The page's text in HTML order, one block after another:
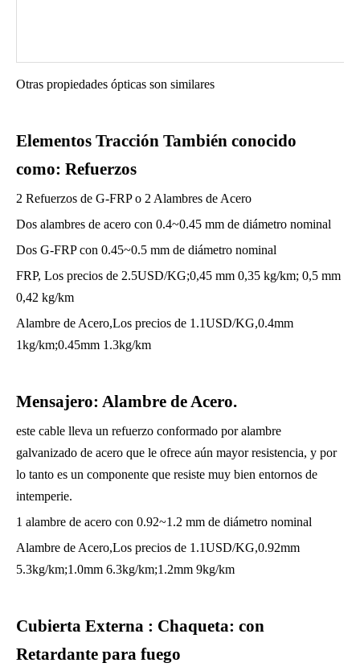
Otras propiedades ópticas son similares
Elementos Tracción También conocido
como: Refuerzos
2 Refuerzos de G-FRP o 2 Alambres de Acero
Dos alambres de acero con 0.4~0.45 mm de diámetro nominal
Dos G-FRP con 0.45~0.5 mm de diámetro nominal
FRP, Los precios de 2.5USD/KG;0,45 mm 0,35 kg/km; 0,5 mm
0,42 kg/km
Alambre de Acero,Los precios de 1.1USD/KG,0.4mm
1kg/km;0.45mm 1.3kg/km
Mensajero: Alambre de Acero.
este cable lleva un refuerzo conformado por alambre
galvanizado de acero que le ofrece aún mayor resistencia, y por
lo tanto es un componente que resiste muy bien entornos de
intemperie.
1 alambre de acero con 0.92~1.2 mm de diámetro nominal
Alambre de Acero,Los precios de 1.1USD/KG,0.92mm
5.3kg/km;1.0mm 6.3kg/km;1.2mm 9kg/km
Cubierta Externa : Chaqueta: con
Retardante para fuego